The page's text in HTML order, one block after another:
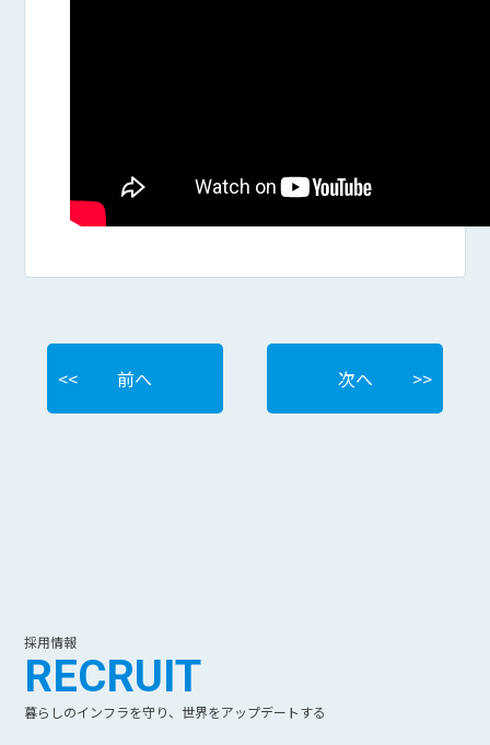
前へ 次へ
採用情報
RECRUIT
暮らしのインフラを守り、世界をアップデートする